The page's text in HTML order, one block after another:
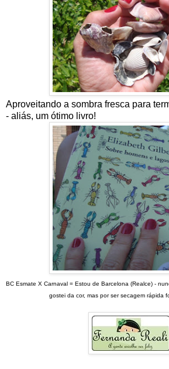
Aproveitando a sombra fresca para
- aliás, um ótimo livro!
BC Esmate X Carnaval = Estou de Barcelona (Realce) -
gostei da cor, mas por ser secagem rápida